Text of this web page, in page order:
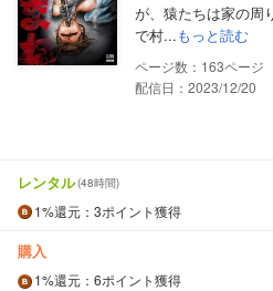
が、猿たちは家の周
で村...もっと読む
163
配信日：2023/12/20
レンタル(48時間)
1%還元 ：3ポイント獲得
購入
1%還元 ：6ポイント獲得